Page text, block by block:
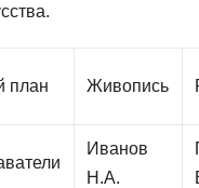
план Живопись
Иванов
Н.А.